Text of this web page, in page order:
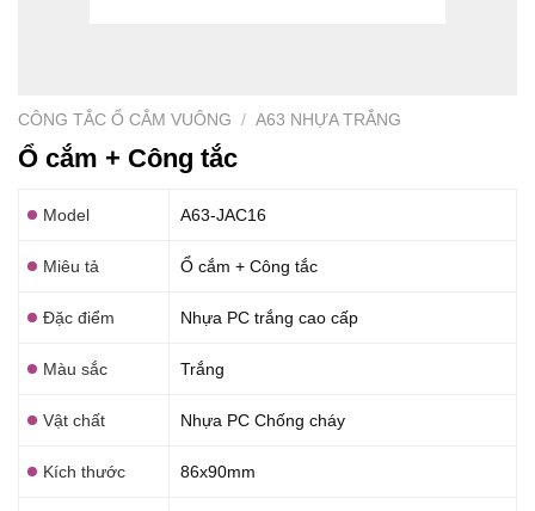
CÔNG TẮC Ổ CẮM VUÔNG / A63 NHỰA TRẮNG
Ổ cắm + Công tắc
Model A63-JAC16
Miêu tả Ổ cắm + Công tắc
Đặc điểm Nhựa PC trắng cao cấp
Màu sắc Trắng
Vật chất Nhựa PC Chống cháy
Kích thước 86x90mm